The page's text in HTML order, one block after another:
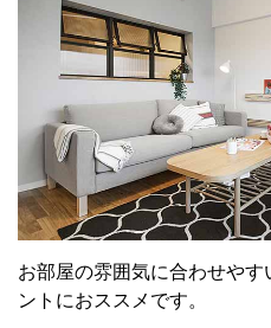
お部屋の雰囲気に合わせや
ントにおススメです。